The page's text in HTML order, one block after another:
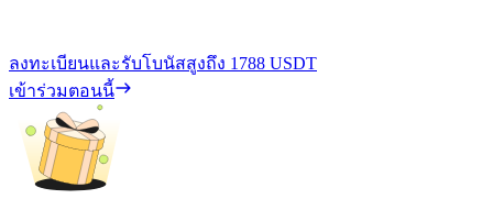
ลงทะเบียนและรับโบนัสสูงถึง 1788 USDT
เข้าร่วมตอนนี้